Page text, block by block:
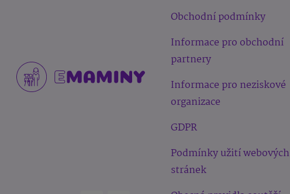
Obchodní podmínky
Informace pro obchodní
partnery
Informace pro neziskové
organizace
GDPR
Podmínky užití webových
stránek